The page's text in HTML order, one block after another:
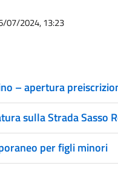
07/2024, 13:23
– apertura
sulla Strada Sasso
per figli minori